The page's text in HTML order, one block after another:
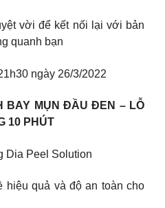
vời để kết nối lại với bản
quanh bạn
ngày 26/3/2022
BAY MỤN ĐẦU ĐEN – LỖ
10 PHÚT
Dia Peel Solution
quả và độ an toàn cho